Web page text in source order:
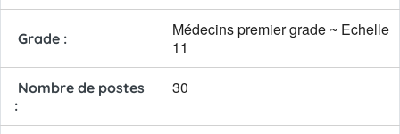
Grade :
Médecins premier grade ~ Echelle
11
Nombre de postes
:
30